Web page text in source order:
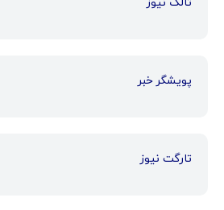
پویشگر خبر
تارگت نیوز